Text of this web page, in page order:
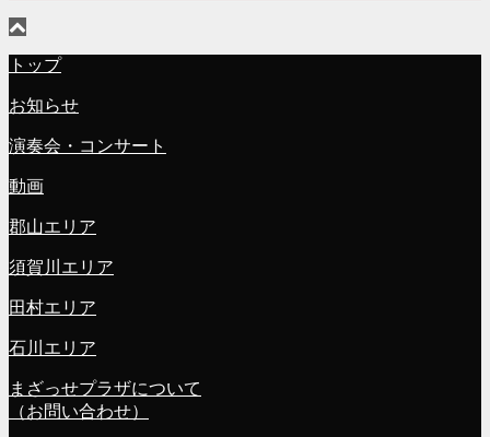
トップ
お知らせ
演奏会・コンサート
動画
郡山エリア
須賀川エリア
田村エリア
石川エリア
まざっせプラザについて
（お問い合わせ）